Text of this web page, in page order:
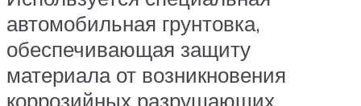
автомобильная грунтовка,
обеспечивающая защиту
материала от возникновения
коррозийных разрушающих